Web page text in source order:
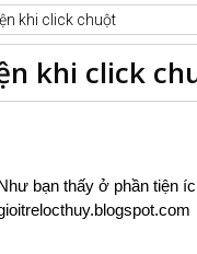
khi click chuột
khi click
bạn thấy ở phần tiện